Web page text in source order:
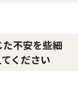
不安を些細
ください